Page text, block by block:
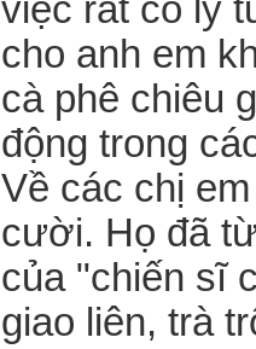
việc rất có lý
cho anh em
cà phê chiêu
động trong
Về các chị
cười. Họ đã
của "chiến sĩ
giao liên, trà